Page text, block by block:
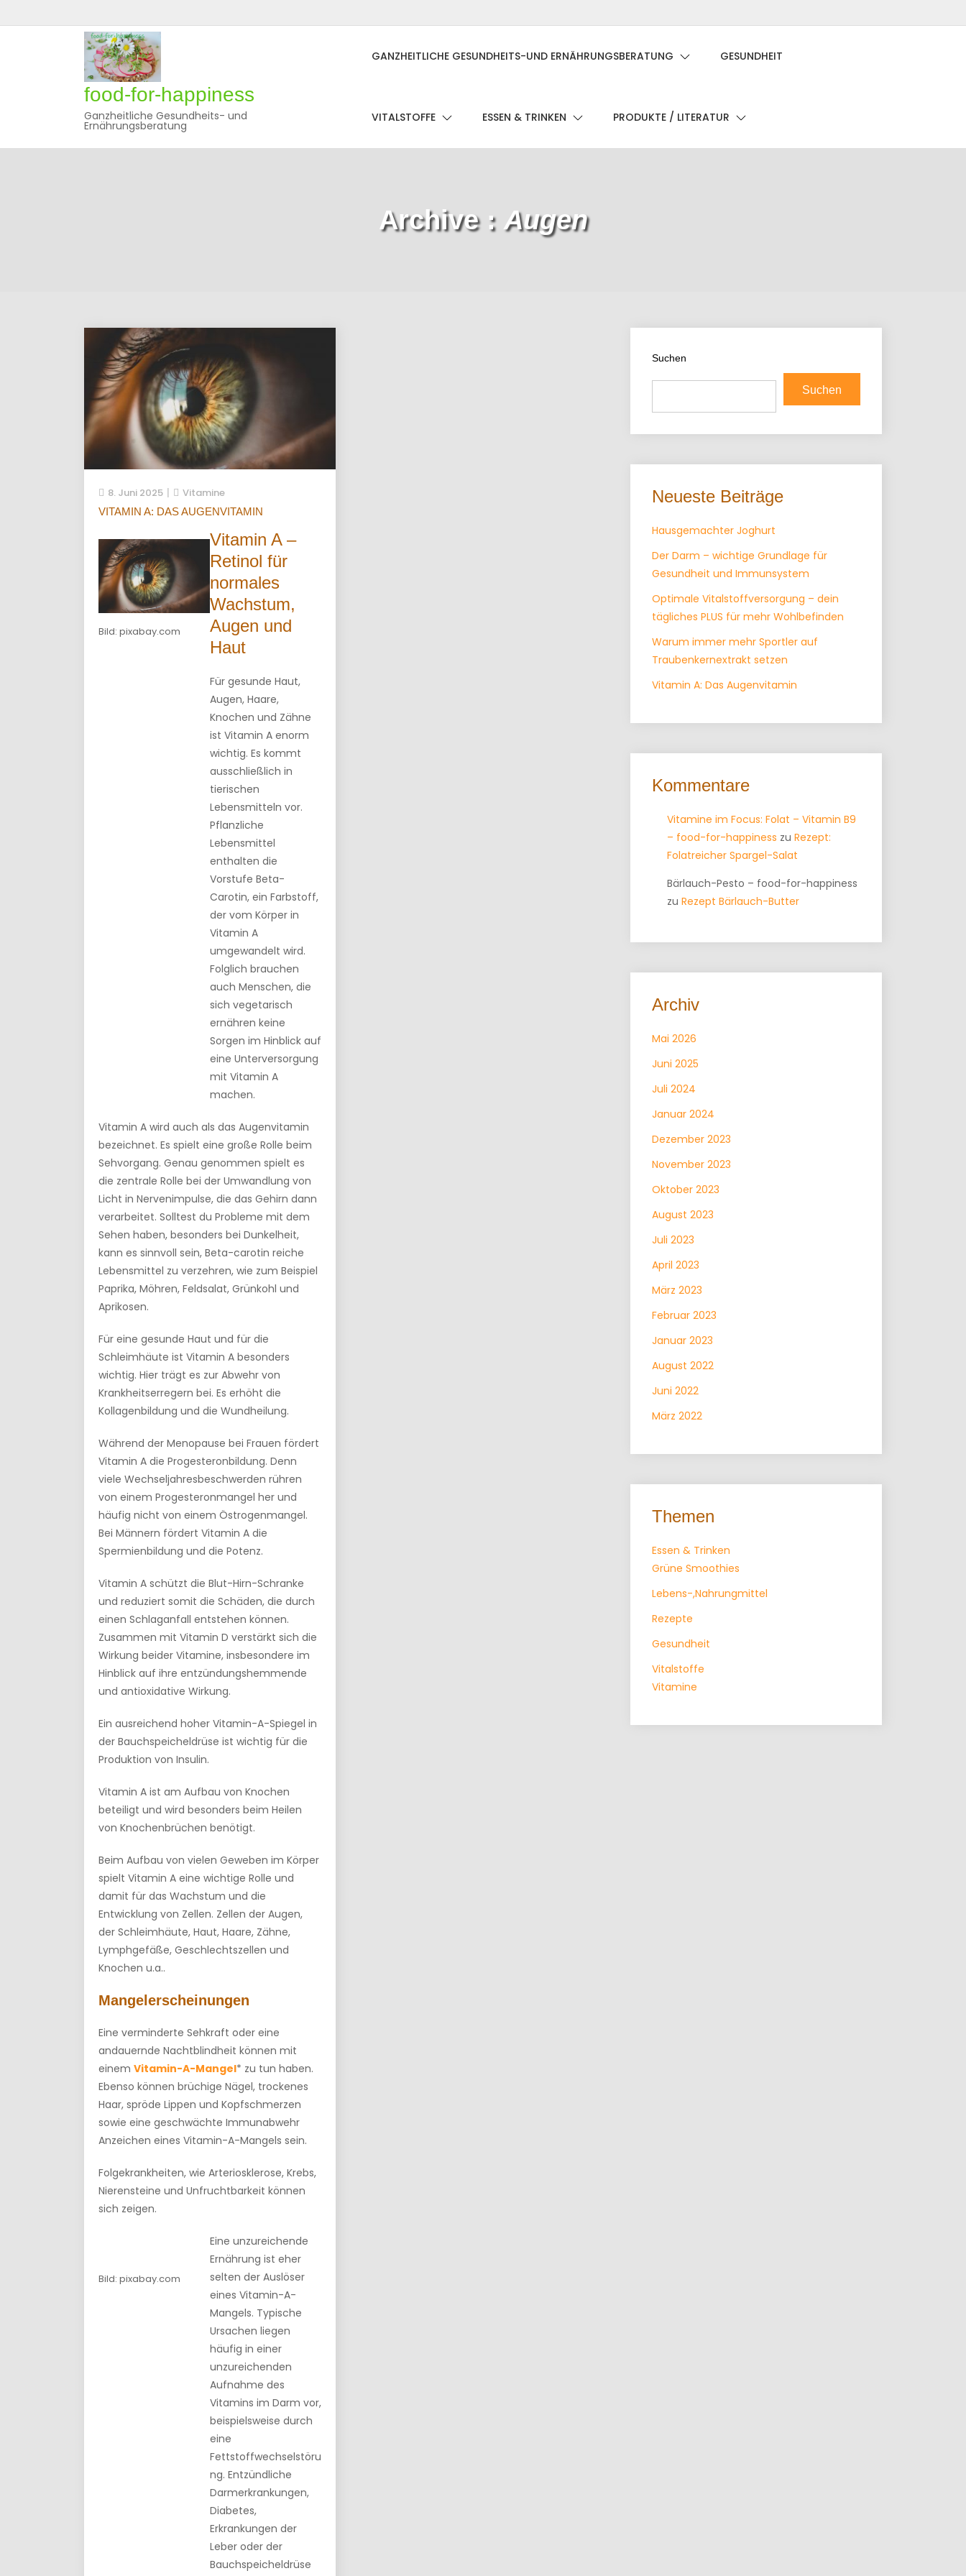
to
Privatsphäre-
Historie
Einwilligungen
food-for-happiness
Ganzheitliche Gesundheits- und
Ernährungsberatung
GANZHEITLICHE GESUNDHEITS-UND ERNÄHRUNGSBERATUNG GESUNDHEIT
VITALSTOFFE ESSEN & TRINKEN PRODUKTE / LITERATUR
Archive : Augen
8. Juni 2025 Vitamine
VITAMIN A: DAS AUGENVITAMIN
Bild: pixabay.com
Vitamin A –
Retinol für
normales
Wachstum,
Augen und
Haut
Für gesunde Haut,
Augen, Haare,
Knochen und Zähne
ist Vitamin A enorm
wichtig. Es kommt
ausschließlich in
tierischen
Lebensmitteln vor.
Pflanzliche
Lebensmittel
enthalten die
Vorstufe Beta-
Carotin, ein Farbstoff,
der vom Körper in
Vitamin A
umgewandelt wird.
Folglich brauchen
auch Menschen, die
sich vegetarisch
ernähren keine
Sorgen im Hinblick auf
eine Unterversorgung
mit Vitamin A
machen.
Vitamin A wird auch als das Augenvitamin
bezeichnet. Es spielt eine große Rolle beim
Sehvorgang. Genau genommen spielt es
die zentrale Rolle bei der Umwandlung von
Licht in Nervenimpulse, die das Gehirn dann
verarbeitet. Solltest du Probleme mit dem
Sehen haben, besonders bei Dunkelheit,
kann es sinnvoll sein, Beta-carotin reiche
Lebensmittel zu verzehren, wie zum Beispiel
Paprika, Möhren, Feldsalat, Grünkohl und
Aprikosen.
Für eine gesunde Haut und für die
Schleimhäute ist Vitamin A besonders
wichtig. Hier trägt es zur Abwehr von
Krankheitserregern bei. Es erhöht die
Kollagenbildung und die Wundheilung.
Während der Menopause bei Frauen fördert
Vitamin A die Progesteronbildung. Denn
viele Wechseljahresbeschwerden rühren
von einem Progesteronmangel her und
häufig nicht von einem Östrogenmangel.
Bei Männern fördert Vitamin A die
Spermienbildung und die Potenz.
Vitamin A schützt die Blut-Hirn-Schranke
und reduziert somit die Schäden, die durch
einen Schlaganfall entstehen können.
Zusammen mit Vitamin D verstärkt sich die
Wirkung beider Vitamine, insbesondere im
Hinblick auf ihre entzündungshemmende
und antioxidative Wirkung.
Ein ausreichend hoher Vitamin-A-Spiegel in
der Bauchspeicheldrüse ist wichtig für die
Produktion von Insulin.
Vitamin A ist am Aufbau von Knochen
beteiligt und wird besonders beim Heilen
von Knochenbrüchen benötigt.
Beim Aufbau von vielen Geweben im Körper
spielt Vitamin A eine wichtige Rolle und
damit für das Wachstum und die
Entwicklung von Zellen. Zellen der Augen,
der Schleimhäute, Haut, Haare, Zähne,
Lymphgefäße, Geschlechtszellen und
Knochen u.a..
Mangelerscheinungen
Eine verminderte Sehkraft oder eine
andauernde Nachtblindheit können mit
einem Vitamin-A-Mangel* zu tun haben.
Ebenso können brüchige Nägel, trockenes
Haar, spröde Lippen und Kopfschmerzen
sowie eine geschwächte Immunabwehr
Anzeichen eines Vitamin-A-Mangels sein.
Folgekrankheiten, wie Arteriosklerose, Krebs,
Nierensteine und Unfruchtbarkeit können
sich zeigen.
Bild: pixabay.com
Eine unzureichende
Ernährung ist eher
selten der Auslöser
eines Vitamin-A-
Mangels. Typische
Ursachen liegen
häufig in einer
unzureichenden
Aufnahme des
Vitamins im Darm vor,
beispielsweise durch
eine
Fettstoffwechselstöru
ng. Entzündliche
Darmerkrankungen,
Diabetes,
Erkrankungen der
Leber oder der
Bauchspeicheldrüse
Suchen
Suchen
Neueste Beiträge
Hausgemachter Joghurt
Der Darm – wichtige Grundlage für
Gesundheit und Immunsystem
Optimale Vitalstoffversorgung – dein
tägliches PLUS für mehr Wohlbefinden
Warum immer mehr Sportler auf
Traubenkernextrakt setzen
Vitamin A: Das Augenvitamin
Kommentare
Vitamine im Focus: Folat – Vitamin B9
– food-for-happiness zu Rezept:
Folatreicher Spargel-Salat
Bärlauch-Pesto – food-for-happiness
zu Rezept Bärlauch-Butter
Archiv
Mai 2026
Juni 2025
Juli 2024
Januar 2024
Dezember 2023
November 2023
Oktober 2023
August 2023
Juli 2023
April 2023
März 2023
Februar 2023
Januar 2023
August 2022
Juni 2022
März 2022
Themen
Essen & Trinken
Grüne Smoothies
Lebens-,Nahrungmittel
Rezepte
Gesundheit
Vitalstoffe
Vitamine